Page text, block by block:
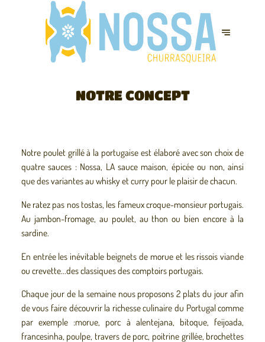
NOTRE CONCEPT
Notre poulet grillé à la portugaise est élaboré avec son choix de
quatre sauces : Nossa, LA sauce maison, épicée ou non, ainsi
que des variantes au whisky et curry pour le plaisir de chacun.
Ne ratez pas nos tostas, les fameux croque-monsieur portugais.
Au jambon-fromage, au poulet, au thon ou bien encore à la
sardine.
En entrée les inévitable beignets de morue et les rissois viande
ou crevette...des classiques des comptoirs portugais.
Chaque jour de la semaine nous proposons 2 plats du jour afin
de vous faire découvrir la richesse culinaire du Portugal comme
par exemple :morue, porc à alentejana, bitoque, feijoada,
francesinha, poulpe, travers de porc, poitrine grillée, brochettes